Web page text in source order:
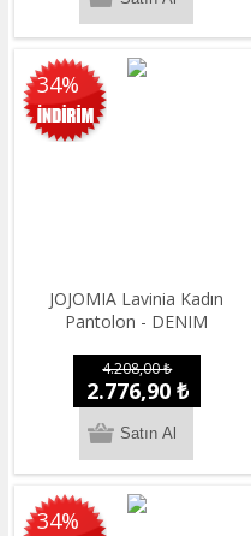
34%
JOJOMIA Lavinia Kadın
Pantolon - DENIM
4.208,00 ₺
2.776,90 ₺
34%